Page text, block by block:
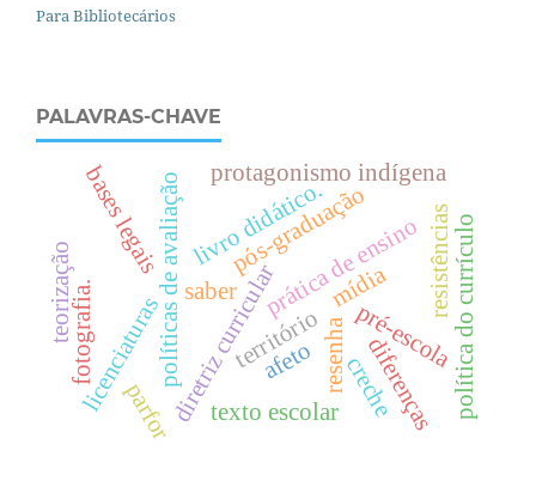
Para Bibliotecários
PALAVRAS-CHAVE
resenha
território
diretriz curricularprática de ensino
texto escolar
políticas de avaliação pós-graduação
protagonismo indígena
saber mídia
livro didático.
licenciaturas
parfor
pré-escola
creche
bases legais política do currículo
fotografia.
teorização
diferenças
afeto
resistências